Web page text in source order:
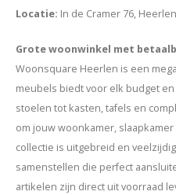
Locatie: In de Cramer 76, Heerlen
Grote woonwinkel met
Woonsquare Heerlen is een
meubels biedt voor elk budget
stoelen tot kasten, tafels en
om jouw woonkamer,
collectie is uitgebreid en
samenstellen die perfect
artikelen zijn direct uit voorraad